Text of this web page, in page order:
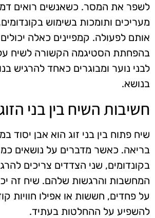
לשפר את המסר. כשאנשים רואים
מעריכים ותומכות בשימוש
אותם לפעולה. קמפיינים כאלה
בהפחתת הסטיגמה הקשורה לשיח על
לבני נוער ומבוגרים כאחד להרגיש
בנושא.
חשיבות השיח בין בני הזוג
שיח פתוח בין בני זוג הוא אבן יסוד
בריאה. כאשר מדברים על נושאים
בקונדומים, שני הצדדים צריכים
המחשבות והרגשות שלהם. שיח זה
על פחדים, חששות או אפילו חוויות
להשפיע על ההחלטות בעתיד.